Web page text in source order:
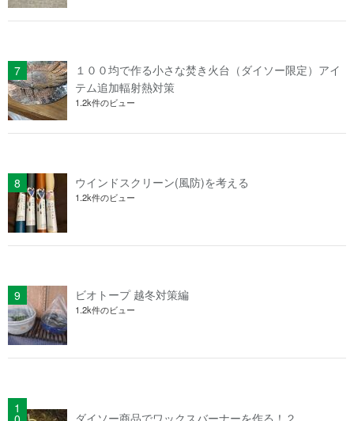
１００均で作る小さな焚き火台（ダイソー限定）アイ
テム追加輻射熱対策
1.2k件のビュー
ウインドスクリーン(風防)を考える
1.2k件のビュー
ビオトープ 越冬対策編
1.2k件のビュー